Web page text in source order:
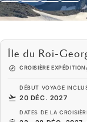
Île du Roi-
CROISIÈRE EXPÉDITION
DÉBUT VOYAGE
20 DÉC. 2027
DATES DE LA